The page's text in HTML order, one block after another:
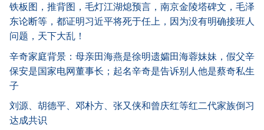
铁板图，推背图，毛灯江湖熄预言，南京金陵塔碑文，毛泽
东论断等，都证明习近平将死于任上，因为没有明确接班人
问题，天下大乱！
辛奇家庭背景：母亲田海燕是徐明遗孀田海蓉妹妹，假父辛
保安是国家电网董事长；起名辛奇是告诉别人他是蔡奇私生
子
刘源、胡德平、邓朴方、张又侠和曾庆红等红二代家族倒习
达成共识